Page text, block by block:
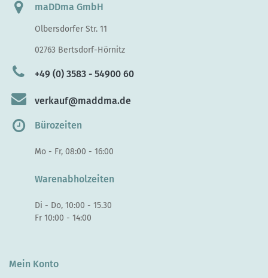
maDDma GmbH
Olbersdorfer Str. 11
02763 Bertsdorf-Hörnitz
+49 (0) 3583 - 54900 60
verkauf@maddma.de
Bürozeiten
Mo - Fr, 08:00 - 16:00
Warenabholzeiten
Di - Do, 10:00 - 15.30
Fr 10:00 - 14:00
Mein Konto